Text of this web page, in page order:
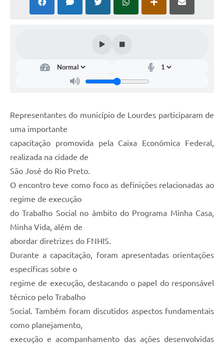
Cadastro usuários de transporte para Trabalho
Cadastro para Estágio
Contas Públicas
Diário Oficial
Junta Militar
Ouvidoria Municipal
PPA
Nota Fiscal Eletrônica
e-SIC
Representantes do município de Lourdes participaram de
uma importante
capacitação promovida pela Caixa Econômica Federal,
realizada na cidade de
São José do Rio Preto.
O encontro teve como foco as definições relacionadas ao
regime de execução
do Trabalho Social no âmbito do Programa Minha Casa,
Minha Vida, além de
abordar diretrizes do FNHIS.
Durante a capacitação, foram apresentadas orientações
específicas sobre o
regime de execução, destacando o papel do responsável
técnico pelo Trabalho
Social. Também foram discutidos aspectos fundamentais
como planejamento,
execução e acompanhamento das ações desenvolvidas